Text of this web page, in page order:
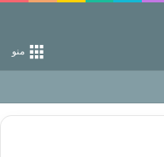
منو
از راه خداست‌!